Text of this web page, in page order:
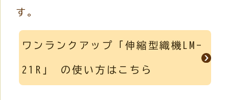
す。
ワンランクアップ「伸縮型織機LM-
21R」 の使い方はこちら